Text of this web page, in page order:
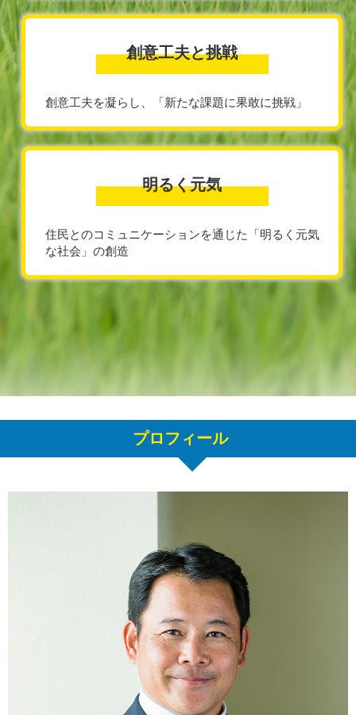
創意工夫と挑戦
創意工夫を凝らし、 「新たな課題に果敢に挑戦」
明るく元気
住民とのコミュニケーションを通じた
「明るく元気
な社会」の創造
プロフィール